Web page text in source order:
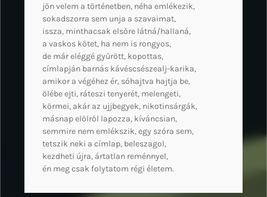
jön velem a történetben, néha emlékezik,
sokadszorra sem unja a szavaimat,
issza, minthacsak elsőre látná/hallaná,
a vaskos kötet, ha nem is rongyos,
de már eléggé gyűrött, kopottas,
címlapján barnás kávéscsészealj-karika,
amikor a végéhez ér, sóhajtva hajtja be,
ölébe ejti, ráteszi tenyerét, melengeti,
körmei, akár az ujjbegyek, nikotinsárgák,
másnap elölről lapozza, kíváncsian,
semmire nem emlékszik, egy szóra sem,
tetszik neki a címlap, beleszagol,
kezdheti újra, ártatlan reménnyel,
én meg csak folytatom régi életem.